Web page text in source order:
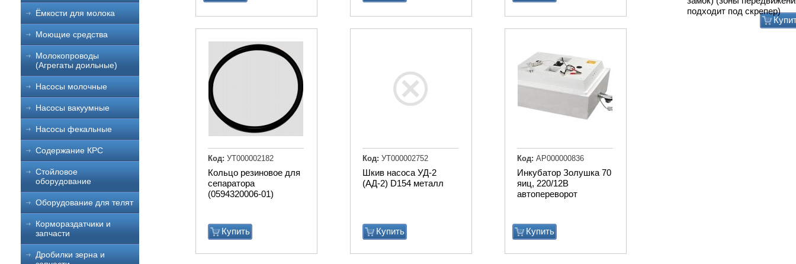
Ёмкости для молока
Моющие средства
Молокопроводы
(Агрегаты доильные)
Насосы молочные
Насосы вакуумные
Насосы фекальные
Содержание КРС
Стойловое
оборудование
Оборудование для телят
Кормораздатчики и
запчасти
Дробилки зерна и
Кольцо резиновое для
сепаратора
(0594320006-01)
Купить
Код: УТ000002182
Шкив насоса УД-2
(АД-2) D154 металл
Купить
Код: УТ000002752
Инкубатор Золушка 70
яиц, 220/12В
автопереворот
Купить
Код: АР000000836